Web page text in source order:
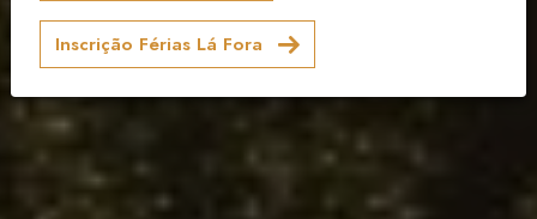
Inscrição Férias Lá Fora